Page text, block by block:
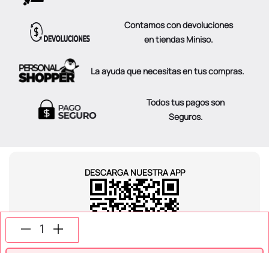
Contamos con devoluciones
en tiendas Miniso.
La ayuda que necesitas en tus compras.
Todos tus pagos son
Seguros.
DESCARGA NUESTRA APP